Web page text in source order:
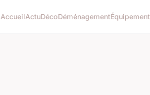
AccueilActuDécoDéménagementÉquipement